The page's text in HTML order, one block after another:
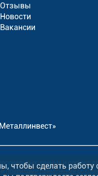
Отзывы
Новости
Вакансии
данных и cookies
иправилами применения
чтобы сделать